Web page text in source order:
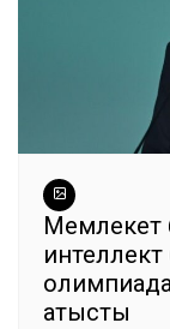
интеллект
қатысты